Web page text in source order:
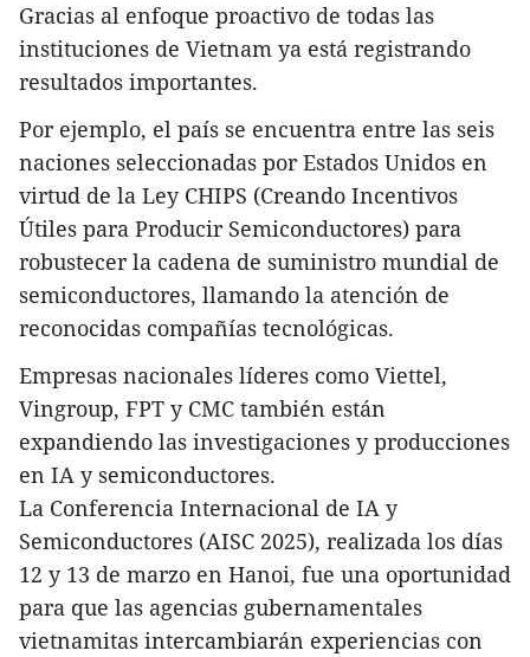
Gracias al enfoque proactivo de todas las
instituciones de Vietnam ya está registrando
resultados importantes.
Por ejemplo, el país se encuentra entre las seis
naciones seleccionadas por Estados Unidos en
virtud de la Ley CHIPS (Creando Incentivos
Útiles para Producir Semiconductores) para
robustecer la cadena de suministro mundial de
semiconductores, llamando la atención de
reconocidas compañías tecnológicas.
Empresas nacionales líderes como Viettel,
Vingroup, FPT y CMC también están
expandiendo las investigaciones y producciones
en IA y semiconductores.
La Conferencia Internacional de IA y
Semiconductores (AISC 2025), realizada los días
12 y 13 de marzo en Hanoi, fue una oportunidad
para que las agencias gubernamentales
vietnamitas intercambiarán experiencias con